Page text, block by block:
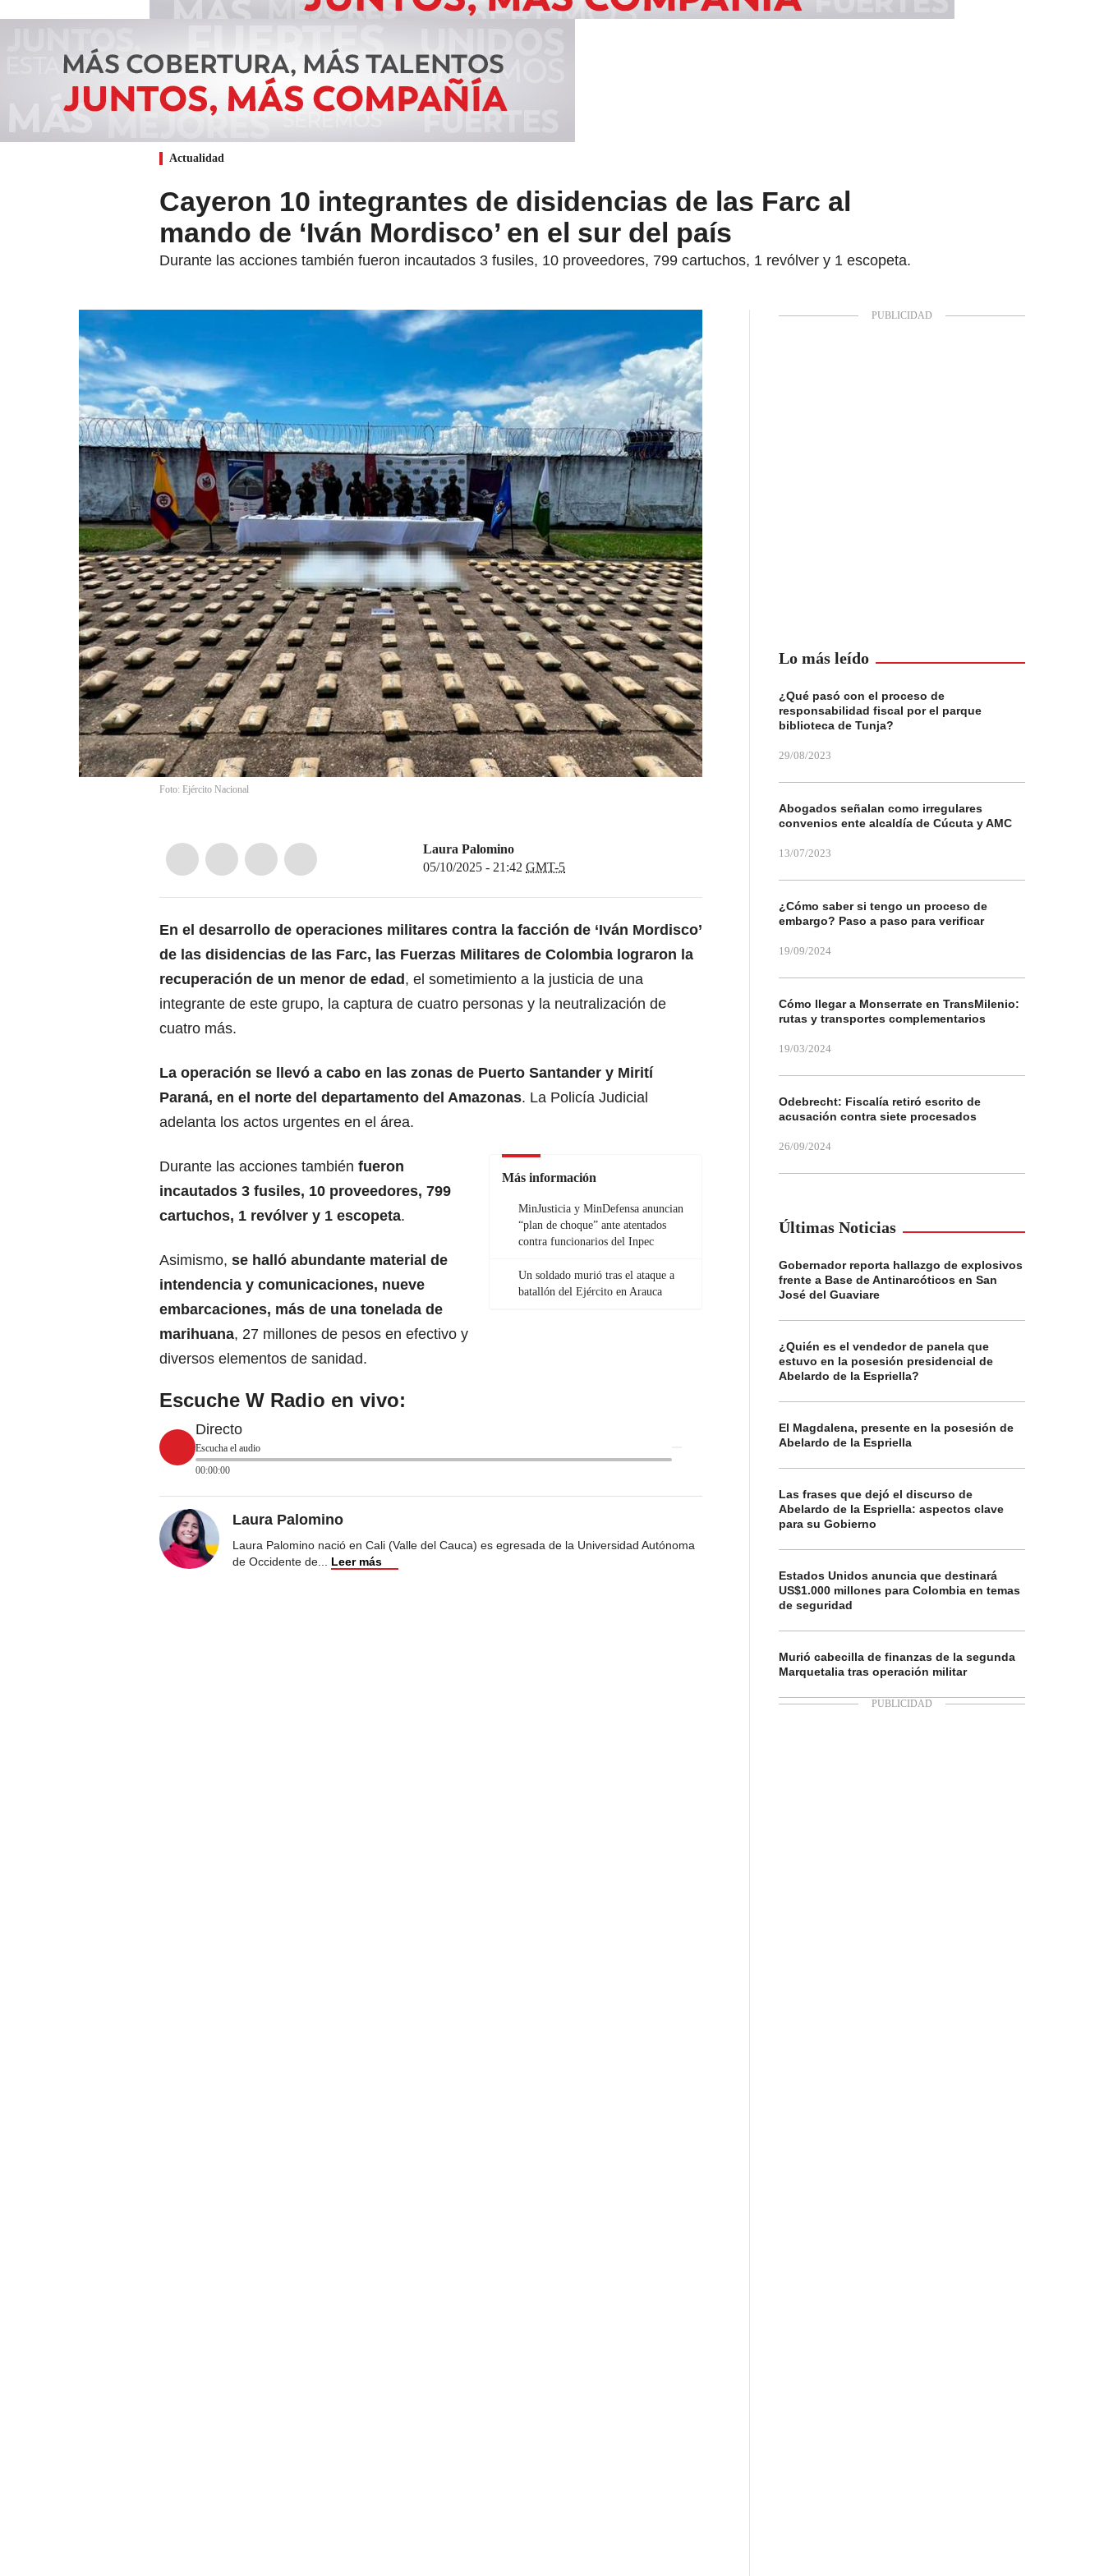
Actualidad
Cayeron 10 integrantes de disidencias de las Farc al
mando de ‘Iván Mordisco’ en el sur del país
Durante las acciones también fueron incautados 3 fusiles, 10 proveedores, 799 cartuchos, 1 revólver y 1 escopeta.
Foto: Ejército Nacional
Laura Palomino
05/10/2025 - 21:42 GMT-5
En el desarrollo de operaciones militares contra la facción de ‘Iván Mordisco’
de las disidencias de las Farc, las Fuerzas Militares de Colombia lograron la
recuperación de un menor de edad , el sometimiento a la justicia de una
integrante de este grupo, la captura de cuatro personas y la neutralización de
cuatro más.
La operación se llevó a cabo en las zonas de Puerto Santander y Mirití
Paraná, en el norte del departamento del Amazonas. La Policía Judicial
adelanta los actos urgentes en el área.
Más información
MinJusticia y MinDefensa anuncian
“plan de choque” ante atentados
contra funcionarios del Inpec
Un soldado murió tras el ataque a
batallón del Ejército en Arauca
Durante las acciones también fueron
incautados 3 fusiles, 10 proveedores, 799
cartuchos, 1 revólver y 1 escopeta.
Asimismo, se halló abundante material de
intendencia y comunicaciones, nueve
embarcaciones, más de una tonelada de
marihuana, 27 millones de pesos en efectivo y
diversos elementos de sanidad.
Escuche W Radio en vivo:
Directo
Escucha el audio
00:00:00
Laura Palomino
Laura Palomino nació en Cali (Valle del Cauca) es egresada de la Universidad Autónoma
de Occidente de... Leer más
Lo más leído
¿Qué pasó con el proceso de
responsabilidad fiscal por el parque
biblioteca de Tunja?
29/08/2023
Abogados señalan como irregulares
convenios ente alcaldía de Cúcuta y AMC
13/07/2023
¿Cómo saber si tengo un proceso de
embargo? Paso a paso para verificar
19/09/2024
Cómo llegar a Monserrate en TransMilenio:
rutas y transportes complementarios
19/03/2024
Odebrecht: Fiscalía retiró escrito de
acusación contra siete procesados
26/09/2024
Últimas Noticias
Gobernador reporta hallazgo de explosivos
frente a Base de Antinarcóticos en San
José del Guaviare
¿Quién es el vendedor de panela que
estuvo en la posesión presidencial de
Abelardo de la Espriella?
El Magdalena, presente en la posesión de
Abelardo de la Espriella
Las frases que dejó el discurso de
Abelardo de la Espriella: aspectos clave
para su Gobierno
Estados Unidos anuncia que destinará
US$1.000 millones para Colombia en temas
de seguridad
Murió cabecilla de finanzas de la segunda
Marquetalia tras operación militar